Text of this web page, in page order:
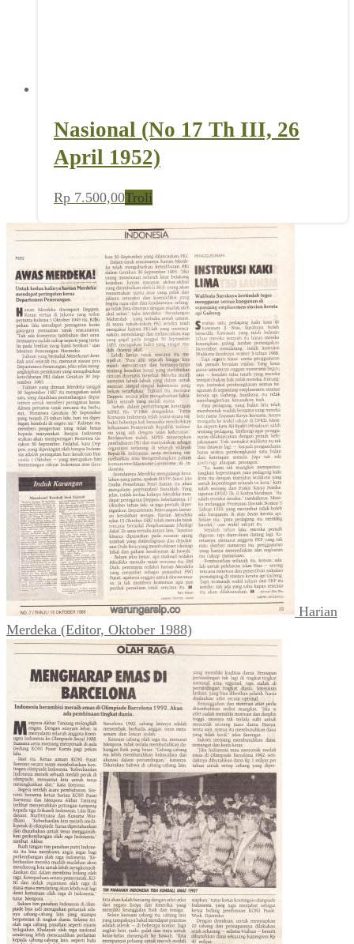
Nasional (No 17 Th III, 26
April 1952)
Rp 7.500,00Troli
Harian
Merdeka (Editor, Oktober 1988)